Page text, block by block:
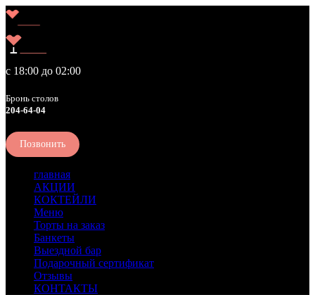
Liberty
с 18:00 до 02:00
Бронь столов
204-64-04
Позвонить
главная
АКЦИИ
КОКТЕЙЛИ
Меню
Торты на заказ
Банкеты
Выездной бар
Подарочный сертификат
Отзывы
КОНТАКТЫ